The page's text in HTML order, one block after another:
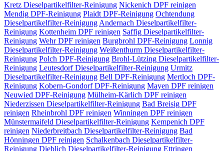
Kretz Dieselpartikelfilter-Reinigung Nickenich DPF reinigen
Mendig DPF-Reinigung PlaidtDPF-Reinigung Ochtendung
Dieselpartikelfilter-ReinigungAndernach Dieselpartikelfilter-
Reinigung Kottenheim DPF reinigen Saffig Dieselpartikelfilter-
Reinigung WehrDPF reinigen Burgbrohl DPF-Reinigung Lonnig
Dieselpartikelfilter-Reinigung Weißenthurm Dieselpartikelfilter-
Reinigung Polch DPF-Reinigung Brohl-Lützing Dieselpartikelfilter-
Reinigung LeutesdorfDieselpartikelfilter-Reinigung Urmitz
Dieselpartikelfilter-Reinigung Bell DPF-Reinigung Mertloch DPF-
Reinigung Kobern-GondorfDPF-Reinigung Mayen DPF reinigen
Neuwied DPF-Reinigung Mülheim-Kärlich DPF reinigen
Niederzissen Dieselpartikelfilter-Reinigung Bad Breisig DPF
reinigen Rheinbrohl DPF reinigen Winningen DPF reinigen
Münstermaifeld Dieselpartikelfilter-Reinigung Kempenich DPF
reinigen Niederbreitbach Dieselpartikelfilter-Reinigung Bad
Hönningen DPF reinigen Schalkenbach Dieselpartikelfilter-
Reinigung Dieblich Dieselpartikelfilter-Reinigung Ettringen